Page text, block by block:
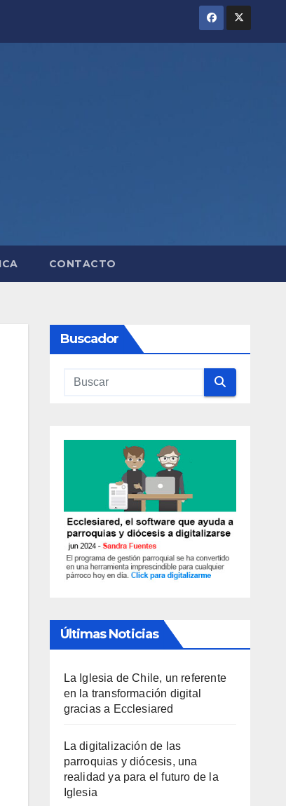
CONTACTO
Buscador
Últimas Noticias
La Iglesia de Chile, un referente
en la transformación digital
gracias a Ecclesiared
La digitalización de las
parroquias y diócesis, una
realidad ya para el futuro de la
Iglesia